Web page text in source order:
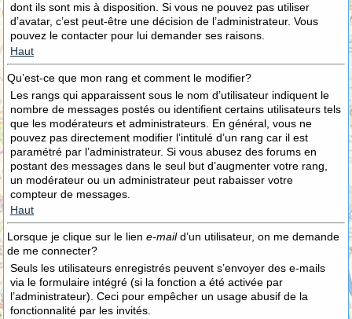
dont ils sont mis à disposition. Si vous ne pouvez pas utiliser
d’avatar, c’est peut-être une décision de l’administrateur. Vous
pouvez le contacter pour lui demander ses raisons.
Haut
Qu’est-ce que mon rang et comment le modifier?
Les rangs qui apparaissent sous le nom d’utilisateur indiquent le
nombre de messages postés ou identifient certains utilisateurs tels
que les modérateurs et administrateurs. En général, vous ne
pouvez pas directement modifier l’intitulé d’un rang car il est
paramétré par l’administrateur. Si vous abusez des forums en
postant des messages dans le seul but d’augmenter votre rang,
un modérateur ou un administrateur peut rabaisser votre
compteur de messages.
Haut
Lorsque je clique sur le lien e-maild’un utilisateur, on me demande
de me connecter?
Seuls les utilisateurs enregistrés peuvent s’envoyer des e-mails
via le formulaire intégré (si la fonction a été activée par
l’administrateur). Ceci pour empêcher un usage abusif de la
fonctionnalité par les invités.